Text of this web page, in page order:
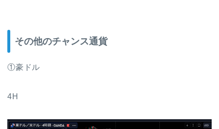
その他のチャンス通貨
①豪ドル
4H